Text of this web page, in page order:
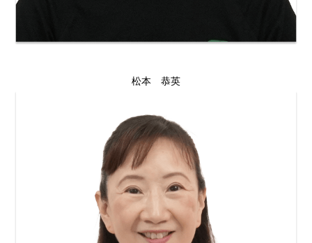
松本 恭英